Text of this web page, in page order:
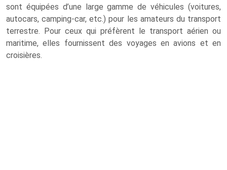
sont équipées d’une large gamme de véhicules (voitures,
autocars, camping-car, etc.) pour les amateurs du transport
terrestre. Pour ceux qui préfèrent le transport aérien ou
maritime, elles fournissent des voyages en avions et en
croisières.